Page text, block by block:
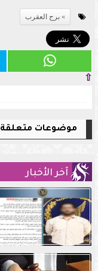
برج العقرب
⇧
موضوعات متعلقة
آخر الأخبار